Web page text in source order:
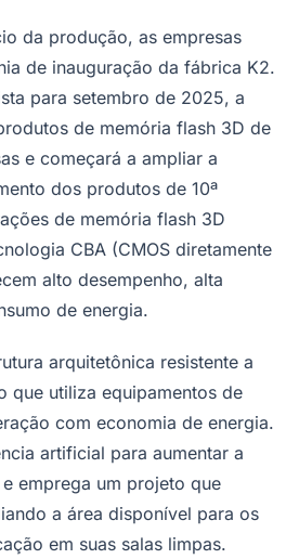
para setembro de 2025, a
de memória flash 3D de
e começará a ampliar a
dos produtos de 10ª
de memória flash 3D
CBA (CMOS diretamente
alto desempenho, alta
de energia.
arquitetônica resistente a
com economia de energia.
artificial para aumentar a
emprega um projeto que
a área disponível para os
em suas salas limpas.
recentemente a